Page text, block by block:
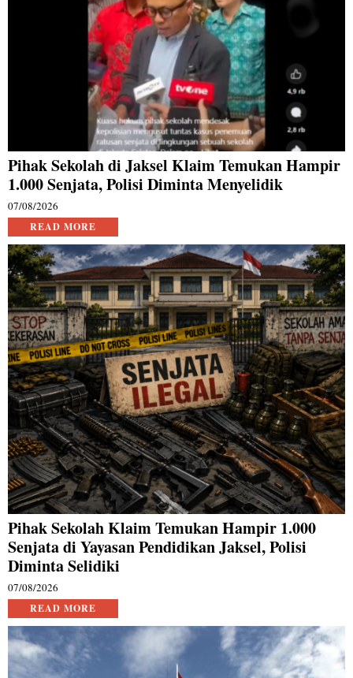
Pihak Sekolah di Jaksel Klaim Temukan Hampir
1.000 Senjata, Polisi Diminta Menyelidik
07/08/2026
READ MORE
Pihak Sekolah Klaim Temukan Hampir 1.000
Senjata di Yayasan Pendidikan Jaksel, Polisi
Diminta Selidiki
07/08/2026
READ MORE